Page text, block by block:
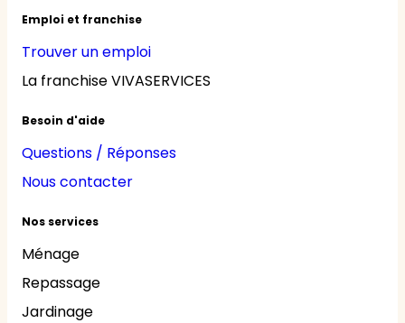
Emploi et franchise
Trouver un emploi
La franchise VIVASERVICES
Besoin d'aide
Questions / Réponses
Nous contacter
Nos services
Ménage
Repassage
Jardinage